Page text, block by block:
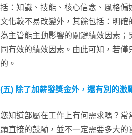
括：知識、技能、核心信念、風格
文化較不易改變外，其餘包括：明
為主管能主動影響的關鍵績效因素
同有效的績效因素。由此可知，若
的。
(五) 除了加薪發獎金外，還有別的激
您知道部屬在工作上有何需求嗎？
頭直接的鼓勵，並不一定需要多大